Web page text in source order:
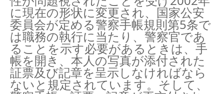
に現在の形状に変更され、国家公安
委員会が定める警察手帳規則第5条で
は職務の執行に当たり、警察官であ
ることを示す必要があるときは、手
帳を開き、本人の写真が添付された
証票及び記章を呈示しなければなら
ないと規定されています。そして、